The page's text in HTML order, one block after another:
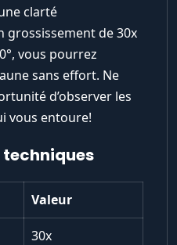
clarté
grossissement de 30x
vous pourrez
sans effort. Ne
d’observer les
vous entoure!
Valeur
30x